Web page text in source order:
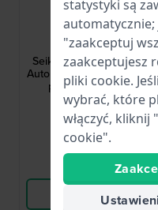
Seiko
SRPH33K1
Seiko 5 - Flieger 39.4 mm
Automatyczny zegarek typu
pilot z datownikiem
1 606,00 zł
● Dostępny
Porównaj
Wyświetl produkt
statystyki są
"zaakceptuj
zaakceptujesz
pliki cookie.
wybrać, które
włączyć,
cookie".